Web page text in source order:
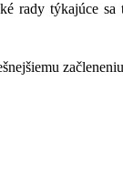
rady týkajúce